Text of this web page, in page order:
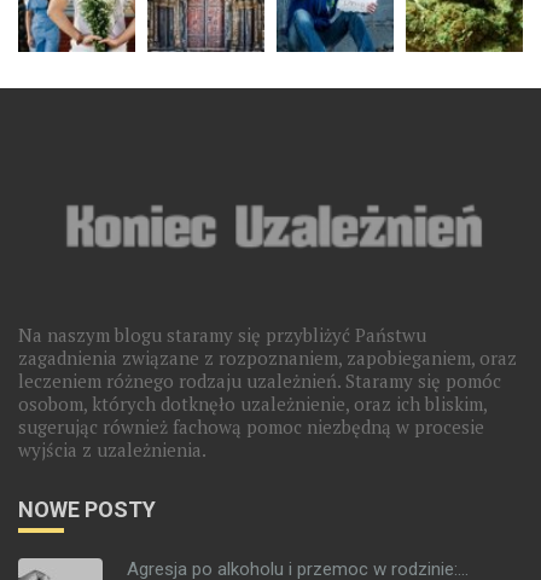
Na naszym blogu staramy się przybliżyć Państwu
zagadnienia związane z rozpoznaniem, zapobieganiem, oraz
leczeniem różnego rodzaju uzależnień. Staramy się pomóc
osobom, których dotknęło uzależnienie, oraz ich bliskim,
sugerując również fachową pomoc niezbędną w procesie
wyjścia z uzależnienia.
NOWE POSTY
Agresja po alkoholu i przemoc w rodzinie:...